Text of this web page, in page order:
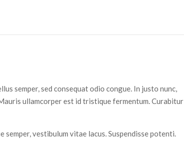
semper, sed consequat odio congue. In justo nunc,
ullamcorper est id tristique fermentum. Curabitur
vestibulum vitae lacus. Suspendisse potenti.